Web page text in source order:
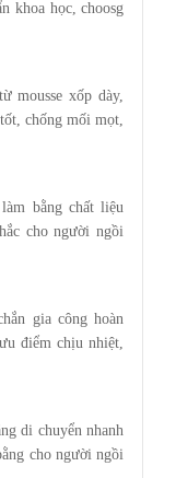
khoa học, choosg
mousse xốp dày,
chống mối mọt,
bằng chất liệu
cho người ngồi
gia công hoàn
điểm chịu nhiệt,
di chuyển nhanh
cho người ngồi